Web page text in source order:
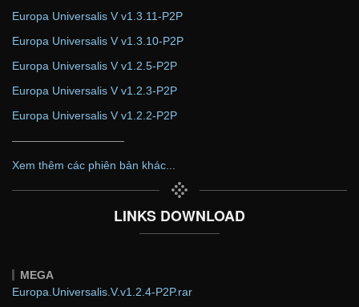
Europa Universalis V v1.3.11-P2P
Europa Universalis V v1.3.10-P2P
Europa Universalis V v1.2.5-P2P
Europa Universalis V v1.2.3-P2P
Europa Universalis V v1.2.2-P2P
——————————
Xem thêm các phiên bản khác...
LINKS DOWNLOAD
MEGA
Europa.Universalis.V.v1.2.4-P2P.rar